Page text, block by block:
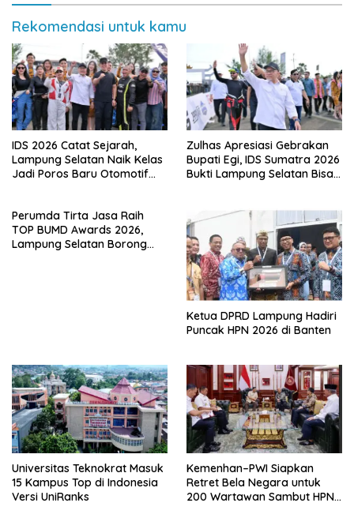
Rekomendasi untuk kamu
IDS 2026 Catat Sejarah,
Lampung Selatan Naik Kelas
Jadi Poros Baru Otomotif
Zulhas Apresiasi Gebrakan
Bupati Egi, IDS Sumatra 2026
Bukti Lampung Selatan Bisa
Perumda Tirta Jasa Raih
TOP BUMD Awards 2026,
Lampung Selatan Borong
Ketua DPRD Lampung Hadiri
Puncak HPN 2026 di Banten
Universitas Teknokrat Masuk
15 Kampus Top di Indonesia
Versi UniRanks
Kemenhan–PWI Siapkan
Retret Bela Negara untuk
200 Wartawan Sambut HPN